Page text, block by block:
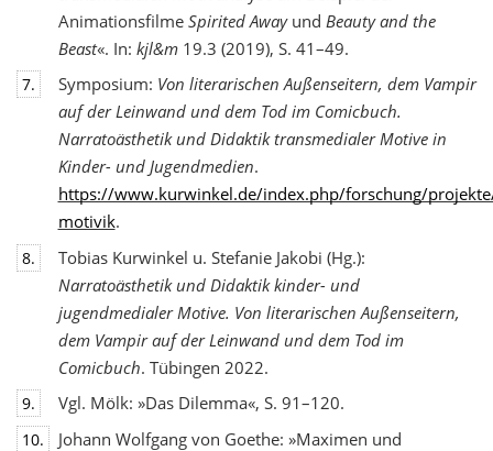
Animationsfilme Spirited Awayund Beauty and the
Beast«. In: kjl&m19.3 (2019), S. 41–49.
7. Symposium: Von literarischen Außenseitern, dem Vampir
auf der Leinwand und dem Tod im Comicbuch.
Narratoästhetik und Didaktik transmedialer Motive in
Kinder- und Jugendmedien.
https://www.kurwinkel.de/index.php/forschung/
motivik.
8.
Tobias Kurwinkel u. Stefanie Jakobi (Hg.):
Narratoästhetik und Didaktik kinder- und
jugendmedialer Motive. Von literarischen Außenseitern,
dem Vampir auf der Leinwand und dem Tod im
Comicbuch. Tübingen 2022.
9. Vgl. Mölk: »Das Dilemma«, S. 91–120.
10.
Johann Wolfgang von Goethe: »Maximen und